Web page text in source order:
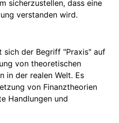
sicherzustellen, dass eine
verstanden wird.
sich der Begriff "Praxis" auf
von theoretischen
in der realen Welt. Es
von Finanztheorien
Handlungen und